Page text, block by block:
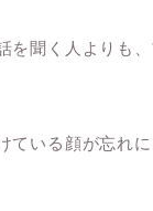
聞く人よりも
いる顔が忘れに